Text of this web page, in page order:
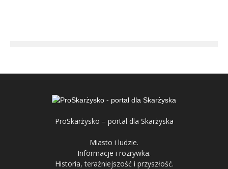
ProSkarżysko – portal dla Skarżyska
Miasto i ludzie.
Informacje i rozrywka.
Historia, teraźniejszość i przyszłość.